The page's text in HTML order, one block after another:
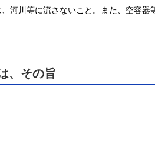
河川等に流さないこと。また、空容器
、その旨